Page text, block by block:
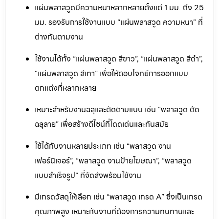
แผ่นพลาสวูดมีความหนาหลากหลายตั้งแต่ 1 มม. ถึง 25
มม. รองรับการใช้งานแบบ “แผ่นพลาสวูด ความหนา” ที่
ต่างกันตามงาน
ใช้งานได้ทั้ง “แผ่นพลาสวูด สีขาว”, “แผ่นพลาสวูด สีดำ”,
“แผ่นพลาสวูด สีเทา” เพื่อให้ตอบโจทย์การออกแบบ
ตกแต่งที่หลากหลาย
เหมาะสำหรับงานฉลุและตัดตามแบบ เช่น “พลาสวูด ตัด
ฉลุลาย” เพื่อสร้างดีไซน์ที่โดดเด่นและทันสมัย
ใช้ได้กับงานหลายประเภท เช่น “พลาสวูด งาน
เฟอร์นิเจอร์”, “พลาสวูด งานป้ายโฆษณา”, “พลาสวูด
แบบสำเร็จรูป” ที่จัดส่งพร้อมใช้งาน
มีเกรดวัสดุให้เลือก เช่น “พลาสวูด เกรด A” ซึ่งเป็นเกรด
คุณภาพสูง เหมาะกับงานที่ต้องการความทนทานและ